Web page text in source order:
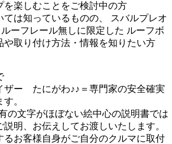
を楽しむことをご検討中の方
ては知っているものの、 スバルプレオ
ーフレール無しに限定した ルーフボ
や取り付け方法・情報を知りたい方
ザー たにがわ♪♪＝専門家の安全確実
。
の文字がほぼない絵中心の説明書では
明、お伝えしてお渡しいたします。
るお客様自身がご自分のクルマに取付